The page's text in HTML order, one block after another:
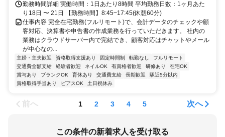
勤務時間詳細 実働時間：1日あたり8時間 平均勤務日数：1ヶ月あた
り18日 〜 21日 【勤務時間】8:45~17:45(休憩60分)
仕事内容 完全在宅勤務(フルリモート)で、会計データのチェックや顧
客対応、決算書や申告書の作成業務を行っていただきます。 社内の
業務はクラウドサーバー内で完結でき、顧客対応はチャットやメール
が中心なの...
主婦・主夫歓迎 資格取得支援あり 固定時間制 転勤なし
フルリモート
交通費全額支給
経験者歓迎 ネイルOK 有資格者歓迎 研修あり
在宅OK
賞与あり
ブランクOK 育休あり 交通費支給 長期歓迎
駅近5分以内
資格取得手当あり
ピアスOK 土日祝休み
前へ 1 2 3 4 5 次へ
この条件の新着求人を受け取る